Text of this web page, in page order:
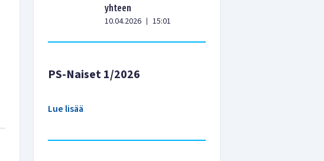
yhteen
10.04.2026 | 15:01
PS-Naiset 1/2026
Lue lisää